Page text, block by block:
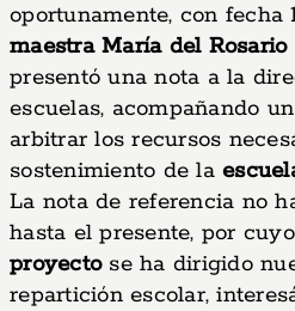
oportunamente, con fecha
maestra María del Rosario
presentó una nota a la
escuelas, acompañando
arbitrar los recursos
sostenimiento de la
La nota de referencia no
hasta el presente, por
proyectose ha dirigido
repartición escolar,